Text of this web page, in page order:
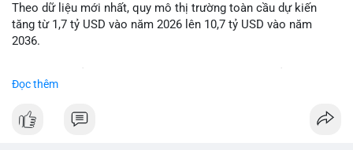
Lời khuyên: Nhà đầu tư nhỏ lẻ nên quan sát thêm 2-4 giờ sau
khi giao dịch được xác nhận, tránh hành động theo cảm xúc.
ưu tiên quản trị rủi ro trong giai đoạn biến động mạnh.
#btcmempool65k
Theo dữ liệu mới nhất, quy mô thị trường toàn cầu dự kiến
tăng từ 1,7 tỷ USD vào năm 2026 lên 10,7 tỷ USD vào năm
2036.
hàng năm (CAGR) ấn tượng lên tới 20,2%.
Điều gì đang thúc đẩy sự tăng trưởng vượt bậc này? Hãy cùng
Đọc thêm